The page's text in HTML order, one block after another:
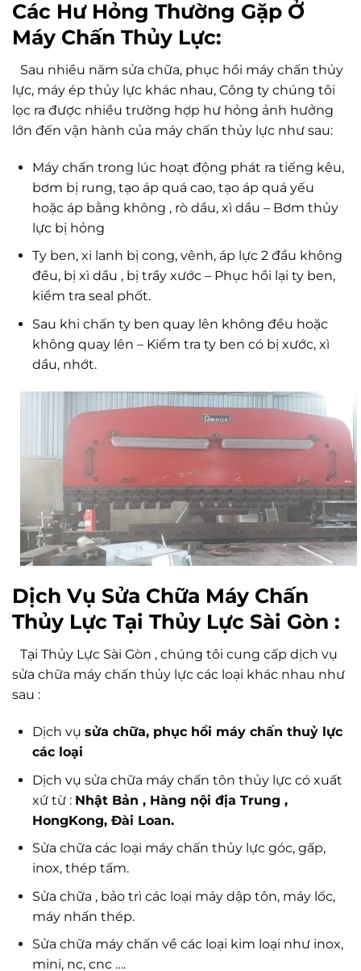
Các Hư Hỏng Thường Gặp Ở
Máy Chấn Thủy Lực:
Sau nhiều năm sửa chữa, phục hồi máy chấn thủy
lực, máy ép thủy lực khác nhau, Công ty chúng tôi
lọc ra được nhiều trường hợp hư hỏng ảnh hưởng
lớn đến vận hành của máy chấn thủy lực như sau:
Máy chấn trong lúc hoạt động phát ra tiếng kêu,
bơm bị rung, tạo áp quá cao, tạo áp quá yếu
hoặc áp bằng không , rò dầu, xì dầu – Bơm thủy
lực bị hỏng
Ty ben, xi lanh bị cong, vênh, áp lực 2 đầu không
đều, bị xì dầu , bị trầy xước – Phục hồi lại ty ben,
kiểm tra seal phốt.
Sau khi chấn ty ben quay lên không đều hoặc
không quay lên – Kiểm tra ty ben có bị xước, xì
dầu, nhớt.
Dịch Vụ Sửa Chữa Máy Chấn
Thủy Lực Tại Thủy Lực Sài Gòn :
Tại Thủy Lực Sài Gòn , chúng tôi cung cấp dịch vụ
sửa chữa máy chấn thủy lực các loại khác nhau như
sau :
Dịch vụsửa chữa, phục hồi máy chấn thuỷ lực
các loại
Dịch vụ sửa chữa máy chấn tôn thủy lực có xuất
xứ từ : Nhật Bản , Hàng nội địa Trung ,
HongKong, Đài Loan.
Sửa chữa các loại máy chấn thủy lực góc, gấp,
inox, thép tấm.
Sửa chữa , bảo trì các loại máy dập tôn, máy lốc,
máy nhấn thép.
Sửa chữa máy chấn về các loại kim loại như inox,
mini, nc, cnc ….